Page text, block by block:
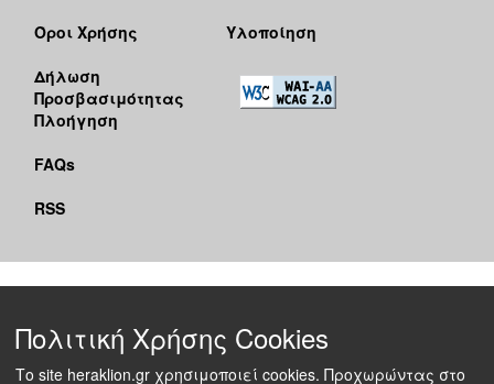
Όροι Χρήσης
Δήλωση
Προσβασιμότητας
Πλοήγηση
FAQs
RSS
Υλοποίηση
Πολιτική Χρήσης Cookies
Το site heraklion.gr χρησιμοποιεί cookies. Προχωρώντας στο